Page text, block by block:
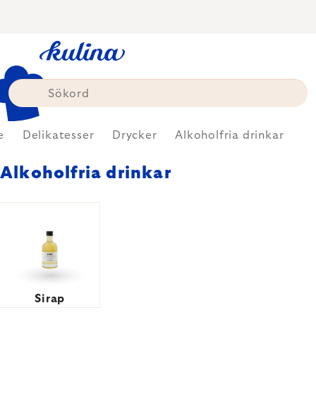
Delikatesser Drycker Alkoholfria drinkar
Alkoholfria drinkar
Sirap